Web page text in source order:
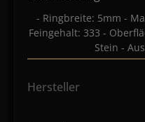
- Ringbreite: 5mm -
Feingehalt: 333 -
Stein -
Hersteller